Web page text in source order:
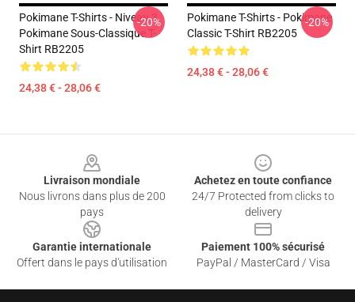
Pokimane T-Shirts - Niveau 3
Pokimane Sous-Classique T-
Shirt RB2205
24,38 € - 28,06 €
-20%
Pokimane T-Shirts - Pokimane
Classic T-Shirt RB2205
24,38 € - 28,06 €
-20%
Livraison mondiale
Nous livrons dans plus de 200
pays
Achetez en toute confiance
24/7 Protected from clicks to
delivery
Garantie internationale
Offert dans le pays d'utilisation
Paiement 100% sécurisé
PayPal / MasterCard / Visa